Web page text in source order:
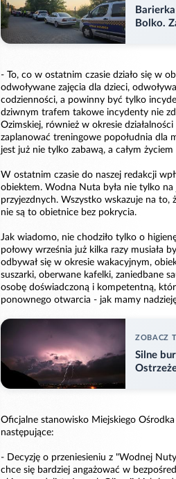
Bolko.
- To, co w ostatnim czasie działo się w
odwoływane zajęcia dla dzieci,
codzienności, a powinny być tylko
dziwnym trafem takowe incydenty nie
Ozimskiej, również w okresie
zaplanować treningowe popołudnia dla
jest już nie tylko zabawą, a całym
W ostatnim czasie do naszej redakcji
obiektem. Wodna Nuta była nie tylko
przyjezdnych. Wszystko wskazuje na to,
nie są to obietnice bez pokrycia.
Jak wiadomo, nie chodziło tylko o
połowy września już kilka razy musiała
odbywał się w okresie wakacyjnym,
suszarki, oberwane kafelki, zaniedbane
osobę doświadczoną i kompetentną,
ponownego otwarcia - jak mamy
ZOBACZ
Silne
Oficjalne stanowisko Miejskiego
następujące:
- Decyzję o przeniesieniu z "Wodnej
chce się bardziej angażować w